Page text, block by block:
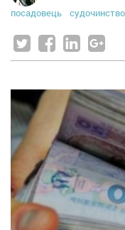
посадовець
судочинство